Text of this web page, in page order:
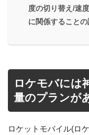
度の切り替え/速
に関係すること
ロケモバには
量のプランが
ロケットモバイル(ロ